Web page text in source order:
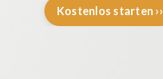
Kostenlos starten ››